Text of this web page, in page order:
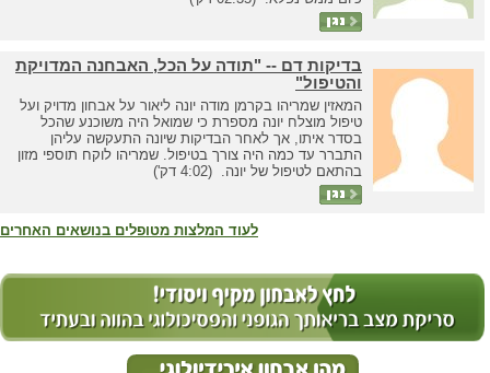
בדיקות דם -- "תודה על הכל, האבחנה המדויקת
והטיפול"
המאזין שמריהו בקרמן מודה יונה ליאור על אבחון מדויק ועל
טיפול מוצלח יונה מספרת כי שמואל היה משוכנע שהכל
בסדר איתו, אך לאחר הבדיקות שיונה התעקשה עליהן
התברר עד כמה היה צורך בטיפול. שמריהו לוקח תוספי מזון
בהתאם לטיפול של יונה. (4:02 דק')
לעוד המלצות מטופלים בנושאים האחרים